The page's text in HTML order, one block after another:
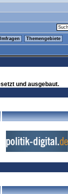
Themengebiete
und ausgebaut.